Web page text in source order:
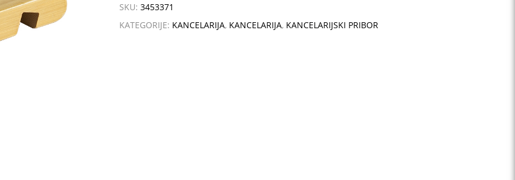
SKU: 3453371
KATEGORIJE: KANCELARIJA, KANCELARIJA, KANCELARIJSKI PRIBOR